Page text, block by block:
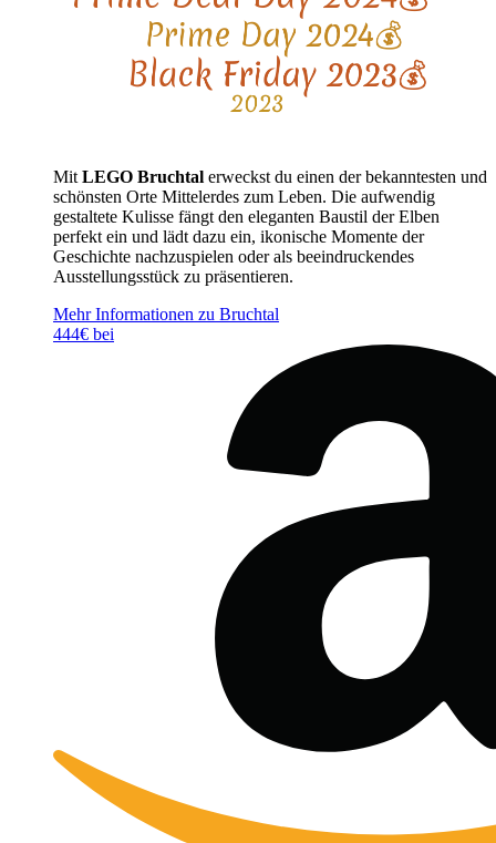
Mit LEGO Bruchtal erweckst du einen der bekanntesten und
schönsten Orte Mittelerdes zum Leben. Die aufwendig
gestaltete Kulisse fängt den eleganten Baustil der Elben
perfekt ein und lädt dazu ein, ikonische Momente der
Geschichte nachzuspielen oder als beeindruckendes
Ausstellungsstück zu präsentieren.
Mehr Informationen zu Bruchtal
444€ bei